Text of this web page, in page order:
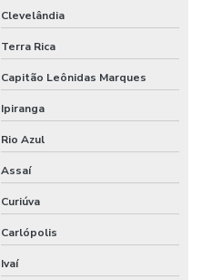
Clevelândia
Terra Rica
Capitão Leônidas Marques
Ipiranga
Rio Azul
Assaí
Curiúva
Carlópolis
Ivaí